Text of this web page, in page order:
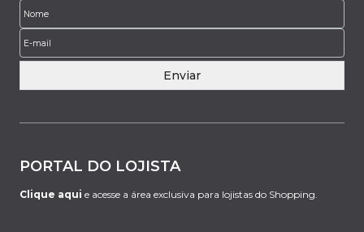
Enviar
PORTAL DO LOJISTA
Clique aqui e acesse a área exclusiva para lojistas do Shopping.